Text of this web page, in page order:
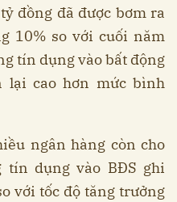
đồng đã được bơm ra
10% so với cuối năm
tín dụng vào bất động
lại cao hơn mức bình
ngân hàng còn cho
tín dụng vào BĐS ghi
với tốc độ tăng trưởng